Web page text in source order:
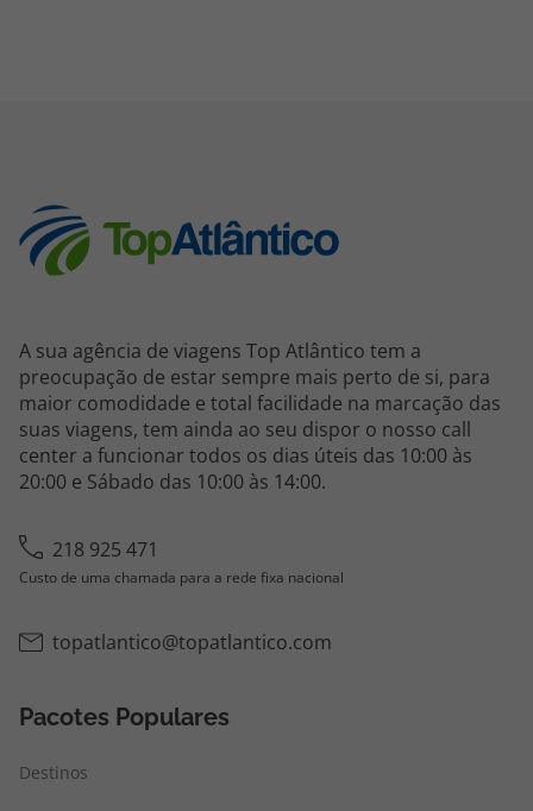
A sua agência de viagens Top Atlântico tem a
preocupação de estar sempre mais perto de si, para
maior comodidade e total facilidade na marcação das
suas viagens, tem ainda ao seu dispor o nosso call
center a funcionar todos os dias úteis das 10:00 às
20:00 e Sábado das 10:00 às 14:00.
218 925 471
Custo de uma chamada para a rede fixa nacional
topatlantico@topatlantico.com
Pacotes Populares
Destinos